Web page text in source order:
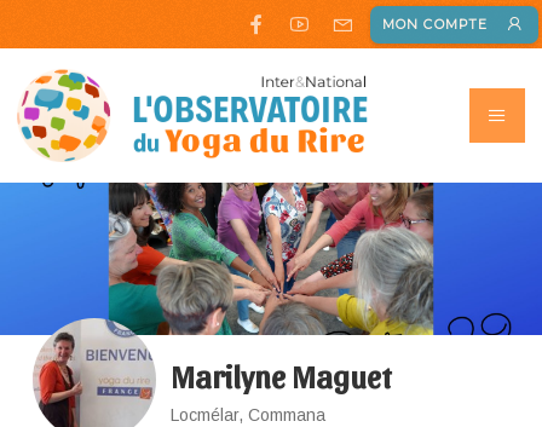
MON COMPTE
Marilyne Maguet
Locmélar, Commana